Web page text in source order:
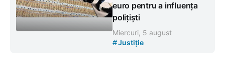
euro pentru a influența
polițiști
Miercuri, 5 august
#Justiție